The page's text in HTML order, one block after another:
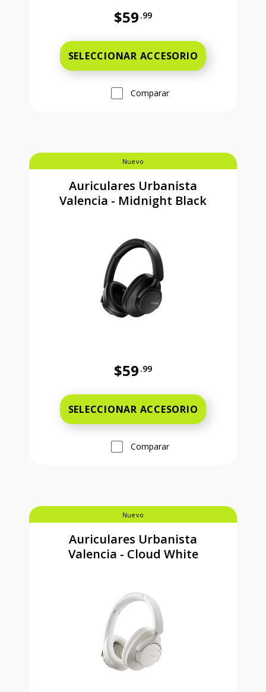
$59 .99
SELECCIONAR ACCESORIO
Comparar
Nuevo
Auriculares Urbanista
Valencia - Midnight Black
$59 .99
SELECCIONAR ACCESORIO
Comparar
Nuevo
Auriculares Urbanista
Valencia - Cloud White